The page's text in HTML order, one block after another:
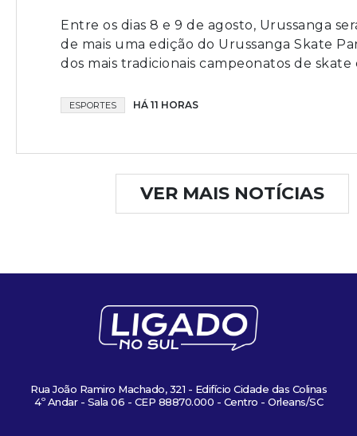
Entre os dias 8 e 9 de agosto, Urussanga
de mais uma edição do Urussanga Skate
dos mais tradicionais campeonatos de skate
ESPORTES HÁ 11 HORAS
VER MAIS NOTÍCIAS
Rua João Ramiro Machado, 321 - Edifício Cidade das Colinas
4º Andar - Sala 06 - CEP 88870.000 - Centro - Orleans/SC